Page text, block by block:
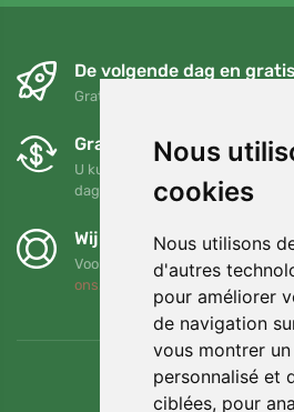
Nous
cookies
Nous utilisons
d'autres
pour améliorer
de navigation
vous montrer
personnalisé et
ciblées, pour
De volgende dag en gratis
Gratis verzending voor
Gratis ruilen en
U kunt uw bestelling op elk
dagen retourneren of ruilen
Wij steunen Trees.org
Voor elke bestelling planten we
ons